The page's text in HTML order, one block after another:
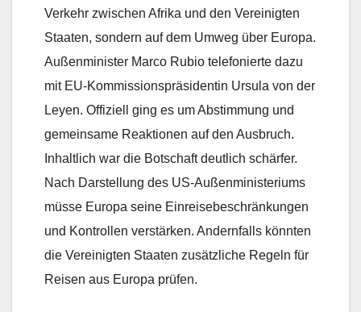
Verkehr zwischen Afrika und den Vereinigten
Staaten, sondern auf dem Umweg über Europa.
Außenminister Marco Rubio telefonierte dazu
mit EU-Kommissionspräsidentin Ursula von der
Leyen. Offiziell ging es um Abstimmung und
gemeinsame Reaktionen auf den Ausbruch.
Inhaltlich war die Botschaft deutlich schärfer.
Nach Darstellung des US-Außenministeriums
müsse Europa seine Einreisebeschränkungen
und Kontrollen verstärken. Andernfalls könnten
die Vereinigten Staaten zusätzliche Regeln für
Reisen aus Europa prüfen.